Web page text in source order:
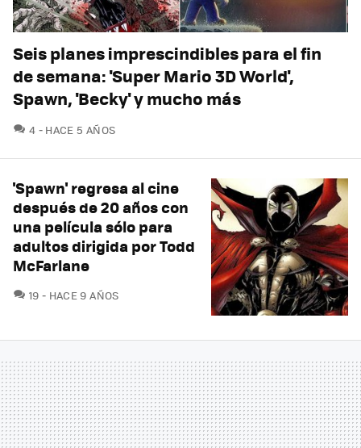
Seis planes imprescindibles para el fin
de semana: 'Super Mario 3D World',
Spawn, 'Becky' y mucho más
4 COMENTARIOS
HACE 5 AÑOS
'Spawn' regresa al cine
después de 20 años con
una película sólo para
adultos dirigida por Todd
McFarlane
19 COMENTARIOS
HACE 9 AÑOS